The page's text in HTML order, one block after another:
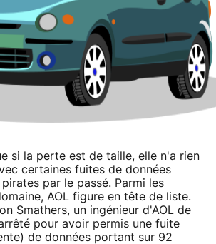
si la perte est de taille, elle n'a rien
certaines fuites de données
par le passé. Parmi les
AOL figure en tête de liste.
Smathers, un ingénieur d'AOL de
pour avoir permis une fuite
de données portant sur 92